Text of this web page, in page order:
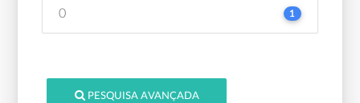
0 1
PESQUISA AVANÇADA